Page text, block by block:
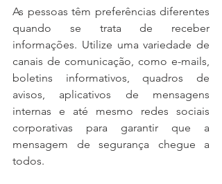
As pessoas têm preferências diferentes
quando se trata de receber
informações. Utilize uma variedade de
canais de comunicação, como e-mails,
boletins informativos, quadros de
avisos, aplicativos de mensagens
internas e até mesmo redes sociais
corporativas para garantir que a
mensagem de segurança chegue a
todos.